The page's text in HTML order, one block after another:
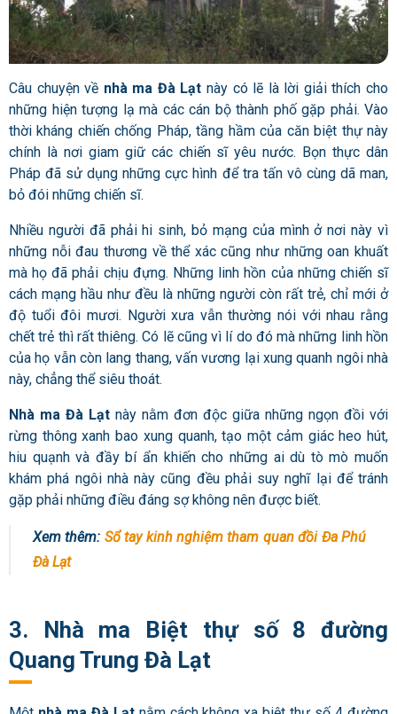
Câu chuyện về nhà ma Đà Lạt này có lẽ là lời giải thích cho
những hiện tượng lạ mà các cán bộ thành phố gặp phải. Vào
thời kháng chiến chống Pháp, tầng hầm của căn biệt thự này
chính là nơi giam giữ các chiến sĩ yêu nước. Bọn thực dân
Pháp đã sử dụng những cực hình để tra tấn vô cùng dã man,
bỏ đói những chiến sĩ.
Nhiều người đã phải hi sinh, bỏ mạng của mình ở nơi này vì
những nỗi đau thương về thể xác cũng như những oan khuất
mà họ đã phải chịu đựng. Những linh hồn của những chiến sĩ
cách mạng hầu như đều là những người còn rất trẻ, chỉ mới ở
độ tuổi đôi mươi. Người xưa vẫn thường nói với nhau rằng
chết trẻ thì rất thiêng. Có lẽ cũng vì lí do đó mà những linh hồn
của họ vẫn còn lang thang, vấn vương lại xung quanh ngôi nhà
này, chẳng thể siêu thoát.
Nhà ma Đà Lạt này nằm đơn độc giữa những ngọn đồi với
rừng thông xanh bao xung quanh, tạo một cảm giác heo hút,
hiu quạnh và đầy bí ẩn khiến cho những ai dù tò mò muốn
khám phá ngôi nhà này cũng đều phải suy nghĩ lại để tránh
gặp phải những điều đáng sợ không nên được biết.
Xem thêm: Sổ tay kinh nghiệm tham quan đồi Đa Phú
Đà Lạt
3. Nhà ma Biệt thự số 8 đường
Quang Trung Đà Lạt